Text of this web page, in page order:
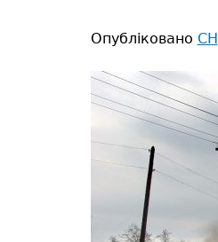
Опубліковано СН